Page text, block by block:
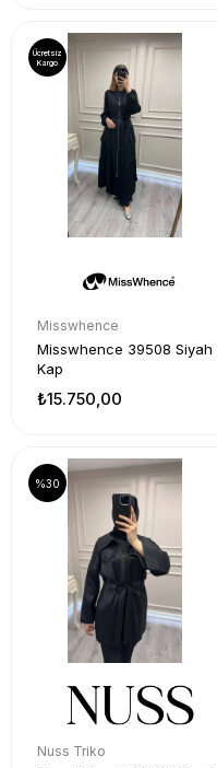
Misswhence
Misswhence 39508 Siyah
Kap
₺15.750,00
Ücretsiz
Kargo
Nuss Triko
%30